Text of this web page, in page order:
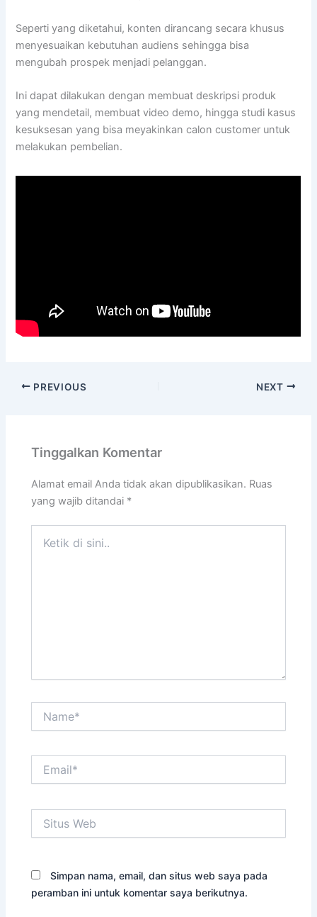
Seperti yang diketahui, konten dirancang secara khusus
menyesuaikan kebutuhan audiens sehingga bisa
mengubah prospek menjadi pelanggan.
Ini dapat dilakukan dengan membuat deskripsi produk
yang mendetail, membuat video demo, hingga studi kasus
kesuksesan yang bisa meyakinkan calon customer untuk
melakukan pembelian.
PREVIOUS NEXT
Tinggalkan Komentar
Alamat email Anda tidak akan dipublikasikan. Ruas
yang wajib ditandai *
Web
Simpan nama, email, dan situs web saya pada
peramban ini untuk komentar saya berikutnya.